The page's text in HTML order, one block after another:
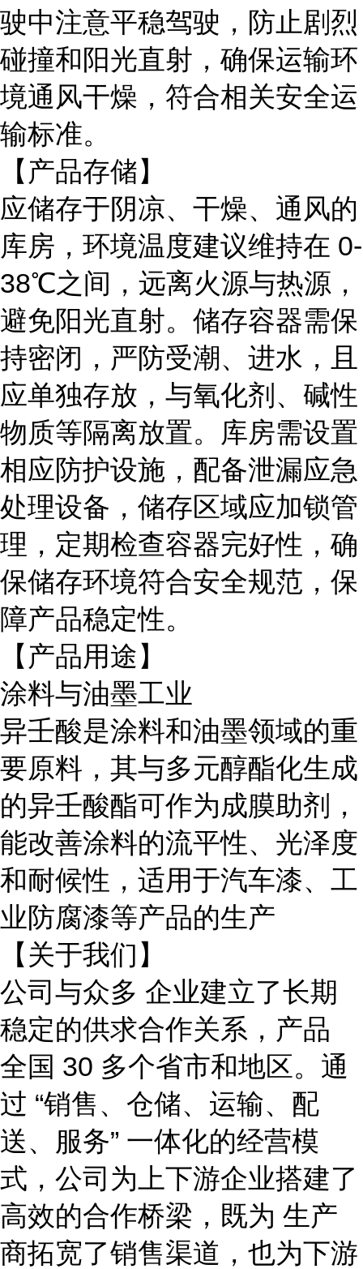
驶中注意平稳驾驶，防止剧烈
碰撞和阳光直射，确保运输环
境通风干燥，符合相关安全运
输标准。
【产品存储】
应储存于阴凉、干燥、通风的
库房，环境温度建议维持在 0-
38℃之间，远离火源与热源，
避免阳光直射。储存容器需保
持密闭，严防受潮、进水，且
应单独存放，与氧化剂、碱性
物质等隔离放置。库房需设置
相应防护设施，配备泄漏应急
处理设备，储存区域应加锁管
理，定期检查容器完好性，确
保储存环境符合安全规范，保
障产品稳定性。
【产品用途】
涂料与油墨工业
异壬酸是涂料和油墨领域的重
要原料，其与多元醇酯化生成
的异壬酸酯可作为成膜助剂，
能改善涂料的流平性、光泽度
和耐候性，适用于汽车漆、工
业防腐漆等产品的生产
【关于我们】
公司与众多 企业建立了长期
稳定的供求合作关系，产品
全国 30 多个省市和地区。通
过 “销售、仓储、运输、配
送、服务” 一体化的经营模
式，公司为上下游企业搭建了
高效的合作桥梁，既为 生产
商拓宽了销售渠道，也为下游